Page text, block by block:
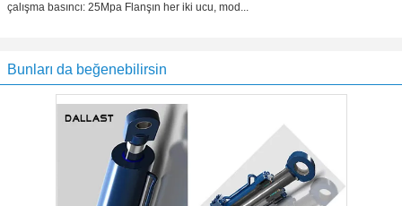
çalışma basıncı: 25Mpa Flanşın her iki ucu, mod...
Bunları da beğenebilirsin